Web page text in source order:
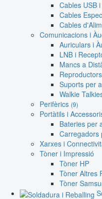
Cables USB
Cables
Cables
Comunicacions i
Auriculars i
LNB i
Mancs a
Suports per
Walkie
Perifèrics (9)
Portàtils i
Bateries per
Carregadors
Xarxes i
Tòner i Impressió
Tòner HP
Tòner Altres
Tòner